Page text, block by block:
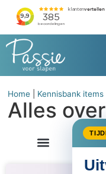
Home Kennisbank items
Alles over